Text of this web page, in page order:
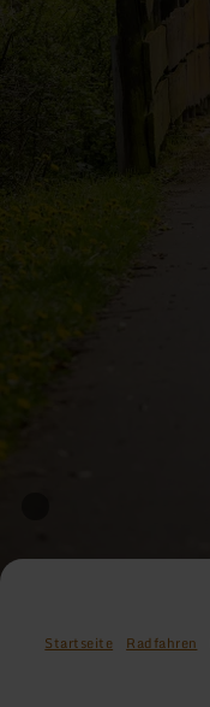
Startseite Radfahren